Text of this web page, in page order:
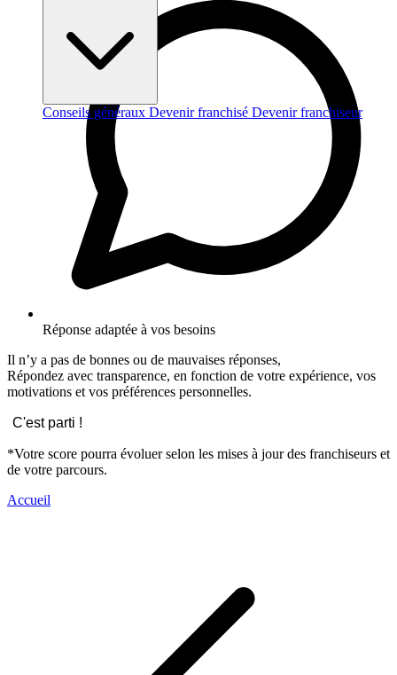
Conseils généraux Devenir franchisé Devenir franchiseur
Réponse adaptée à vos besoins
Il n’y a pas de bonnes ou de mauvaises réponses,
Répondez avec transparence, en fonction de votre expérience, vos
motivations et vos préférences personnelles.
C'est parti !
*Votre score pourra évoluer selon les mises à jour des franchiseurs et
de votre parcours.
Accueil